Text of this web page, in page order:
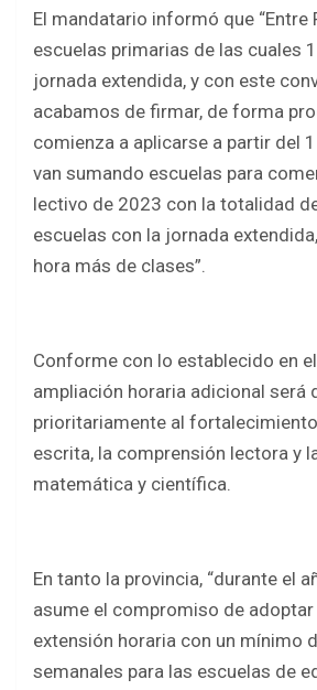
El mandatario informó que “Entre
escuelas primarias de las cuales
jornada extendida, y con este
acabamos de firmar, de forma
comienza a aplicarse a partir del
van sumando escuelas para
lectivo de 2023 con la totalidad
escuelas con la jornada
hora más de clases”.
Conforme con lo establecido en
ampliación horaria adicional será
prioritariamente al
escrita, la comprensión lectora y
matemática y científica.
En tanto la provincia, “durante el
asume el compromiso de
extensión horaria con un mínimo
semanales para las escuelas de